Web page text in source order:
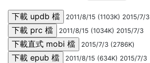
2011/8/15 (1103K) 2015/7/3
2011/8/15 (1034K) 2015/7/3
2015/7/3 (2786K)
2011/8/15 (634K) 2015/7/3